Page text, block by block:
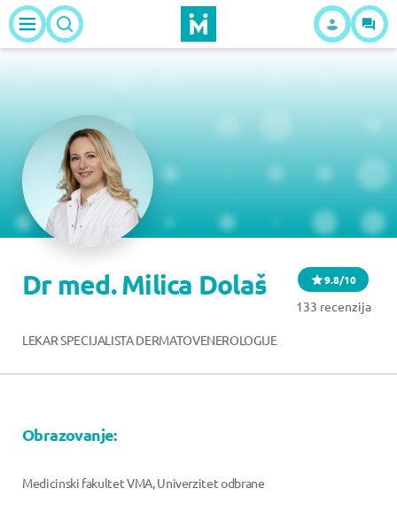
Dr med. Milica Dolaš 9.8/10
133 recenzija
LEKAR SPECIJALISTA DERMATOVENEROLOGIJE
Obrazovanje:
Medicinski fakultet VMA, Univerzitet odbrane